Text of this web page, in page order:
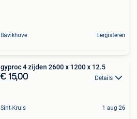
Bavikhove Eergisteren
gyproc 4 zijden 2600 x 1200 x 12.5
€ 15,00 Details
Sint-Kruis 1 aug 26